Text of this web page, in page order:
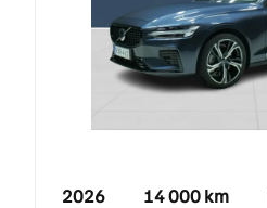
2026 14 000 km